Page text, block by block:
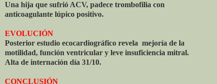
Una hija que sufrió ACV, padece trombofilia con
anticoagulante lúpico positivo.
EVOLUCIÓN
Posterior estudio ecocardiográfico revela mejoría de la
motilidad, función ventricular y leve insuficiencia mitral.
Alta de internación día 31/10.
CONCLUSIÓN